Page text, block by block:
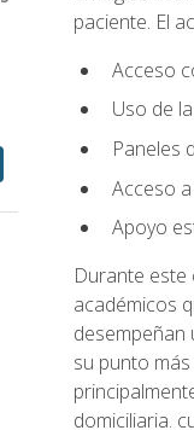
paciente. El
Acceso
Uso de
Paneles
Acceso
Apoyo
Durante este
académicos
desempeñan
su punto
domiciliaria.